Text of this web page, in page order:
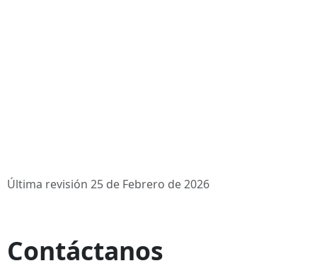
Última revisión 25 de Febrero de 2026
Contáctanos